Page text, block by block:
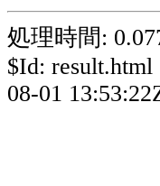
処理時間:
$Id: result.html
08-01